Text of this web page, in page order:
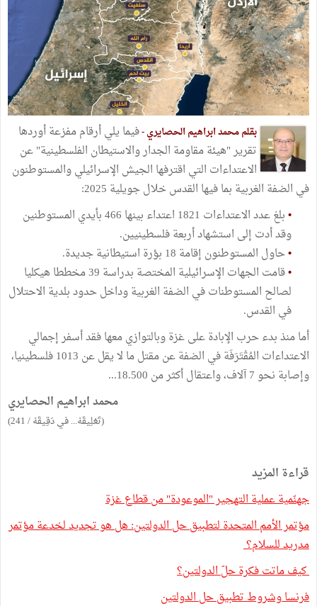
بقلم محمد ابراهيم الحصايري -فيما يلي أرقام مفزعة أوردها
تقرير "هيئة مقاومة الجدار والاستيطان الفلسطينية" عن
الاعتداءات التي اقترفها الجيش الإسرائيلي والمستوطنون
في الضفة الغربية بما فيها القدس خلال جويلية 2025:
•
بلغ عدد الاعتداءات 1821 اعتداء بينها 466 بأيدي المستوطنين
وقد أدت إلى استشهاد أربعة فلسطينيين.
•حاول المستوطنون إقامة 18 بؤرة استيطانية جديدة.
•
قامت الجهات الإسرائيلية المختصة بدراسة 39 مخططا هيكليا
لصالح المستوطنات في الضفة الغربية وداخل حدود بلدية الاحتلال
في القدس.
أما منذ بدء حرب الإبادة على غزة وبالتوازي معها فقد أسفر إجمالي
الاعتداءات المُقْتَرَفَة في الضفة عن مقتل ما لا يقل عن 1013 فلسطينيا،
وإصابة نحو 7 آلاف، واعتقال أكثر من 18.500...
محمد ابراهيم الحصايري
(تَعْلِيقَهْ... في دَقِيقَهْ / 241)
قراءة المزيد
جهنّمية عملية التهجير "الموعودة" من قطاع غزة
مؤتمر الأمم المتحدة لتطبيق حل الدولتين: هل هو تجديد لخدعة مؤتمر
مدريد للسلام؟
كيف ماتت فكرة حلّ الدولتين؟
فرنسا وشروط تطبيق حل الدولتين